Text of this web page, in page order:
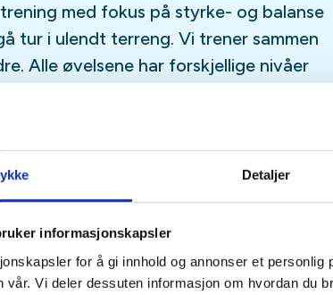
Detaljer
informasjonskapsler
for å gi innhold og annonser et
vår. Vi deler dessuten informasjon om hvordan du
med fokus på styrke- og balanse
tur i ulendt terreng. Vi trener sammen
Alle øvelsene har forskjellige nivåer
slik at utrente personer kan trene
og alle får utbytte av treningen.
- ja, det er opp til deg.
med trening for ulike grupper og
kan utføre øvelser som passer for